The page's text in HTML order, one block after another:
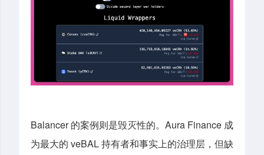
Balancer 的案例则是毁灭性的。Aura Finance 成
为最大的 veBAL 持有者和事实上的治理层，但缺